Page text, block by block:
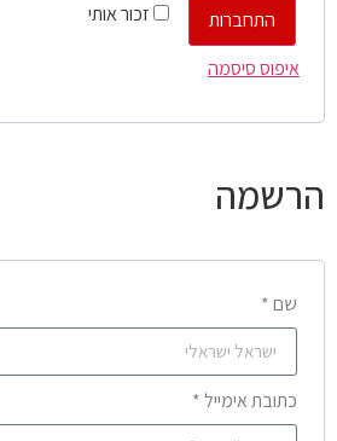
זכור אותי
התחברות
איפוס סיסמה
הרשמה
שם *
כתובת אימייל *